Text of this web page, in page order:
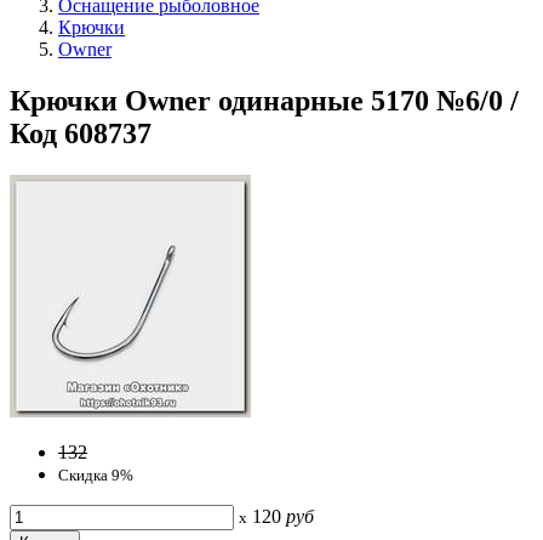
Оснащение рыболовное
Крючки
Owner
Крючки Owner одинарные 5170 №6/0 /
Код 608737
132
Скидка 9%
x 120 руб